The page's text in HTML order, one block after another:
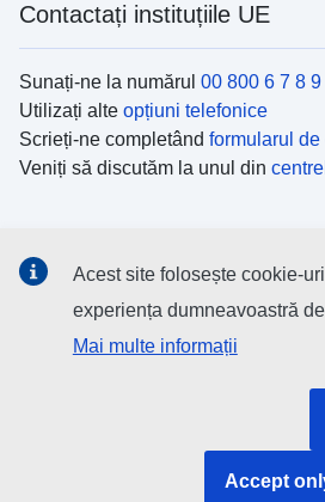
Contactați instituțiile UE
Sunați-ne la numărul 00 800 6 7 8 9
Utilizați alte opțiuni telefonice
Scrieți-ne completând formularul de
Veniți să discutăm la unul din
Descoperiți canalele UEpe
Instituțiile și organismele UE
Acest site folosește cookie-
experiența dumneavoastră
Mai multe informații
Accept